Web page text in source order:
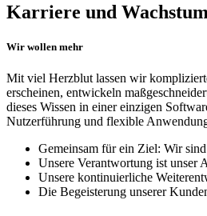
Karriere und Wachstum
Wir wollen mehr
Mit viel Herzblut lassen wir
erscheinen, entwickeln
dieses Wissen in einer einzigen
Nutzerführung und flexible
Gemeinsam für ein Ziel: Wir
Unsere Verantwortung ist unser
Unsere kontinuierliche
Die Begeisterung unserer